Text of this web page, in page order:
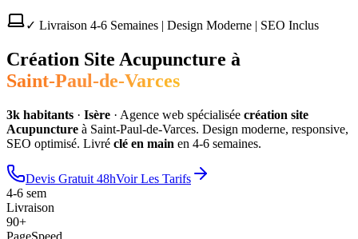
✓ Livraison 4-6 Semaines | Design Moderne | SEO Inclus
Création Site Acupuncture à
Saint-Paul-de-Varces
3k habitants · Isère · Agence web spécialisée création site
Acupuncture à Saint-Paul-de-Varces. Design moderne, responsive,
SEO optimisé. Livré clé en main en 4-6 semaines.
Devis Gratuit 48hVoir Les Tarifs
4-6 sem
Livraison
90+
PageSpeed